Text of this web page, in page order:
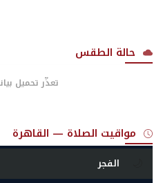
حالة الطقس
تعذّر تحميل
مواقيت الصلاة — القاهرة
الفجر